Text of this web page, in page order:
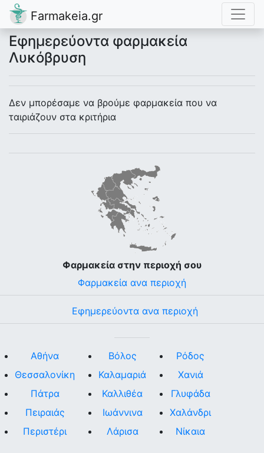
Farmakeia.gr
Εφημερεύοντα φαρμακεία
Λυκόβρυση
Δεν μπορέσαμε να βρούμε φαρμακεία που να
ταιριάζουν στα κριτήρια
Φαρμακεία στην περιοχή σου
Φαρμακεία ανα περιοχή
Εφημερεύοντα ανα περιοχή
Αθήνα
Θεσσαλονίκη
Πάτρα
Πειραιάς
Περιστέρι
Βόλος
Καλαμαριά
Καλλιθέα
Ιωάννινα
Λάρισα
Ρόδος
Χανιά
Γλυφάδα
Χαλάνδρι
Νίκαια